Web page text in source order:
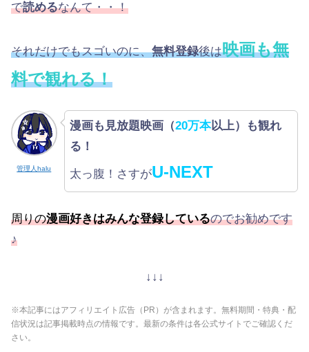
で読めるなんて・・！
それだけでもスゴいのに、無料登録後は映画も無
料で観れる！
管理人halu
漫画も見放題映画（20万本以上）も観れ
る！
太っ腹！さすがU-NEXT
周りの漫画好きはみんな登録しているのでお勧めです
♪
↓↓↓
※本記事にはアフィリエイト広告（PR）が含まれます。無料期間・特典・配
信状況は記事掲載時点の情報です。最新の条件は各公式サイトでご確認くだ
さい。